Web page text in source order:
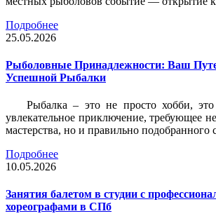
Подробнее
25.05.2026
Рыболовные Принадлежности: Ваш
Успешной Рыбалки
Рыбалка – это не просто хобби,
увлекательное приключение, требующее
мастерства, но и правильно подобранного
Подробнее
10.05.2026
Занятия балетом в студии с
хореографами в СПб